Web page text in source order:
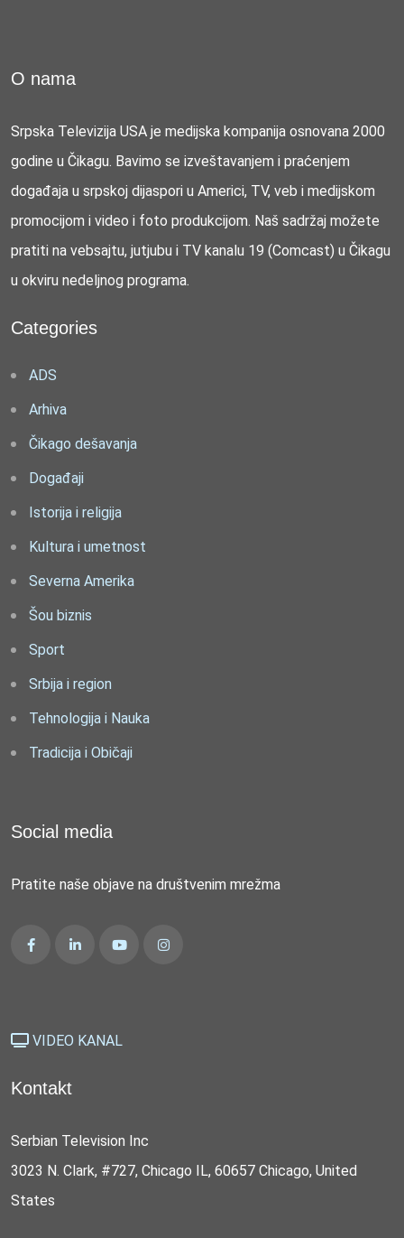
O nama
Srpska Televizija USA je medijska kompanija osnovana 2000
godine u Čikagu. Bavimo se izveštavanjem i praćenjem
događaja u srpskoj dijaspori u Americi, TV, veb i medijskom
promocijom i video i foto produkcijom. Naš sadržaj možete
pratiti na vebsajtu, jutjubu i TV kanalu 19 (Comcast) u Čikagu
u okviru nedeljnog programa.
Categories
ADS
Arhiva
Čikago dešavanja
Događaji
Istorija i religija
Kultura i umetnost
Severna Amerika
Šou biznis
Sport
Srbija i region
Tehnologija i Nauka
Tradicija i Običaji
Social media
Pratite naše objave na društvenim mrežma
VIDEO KANAL
Kontakt
Serbian Television Inc
3023 N. Clark, #727, Chicago IL, 60657 Chicago, United
States